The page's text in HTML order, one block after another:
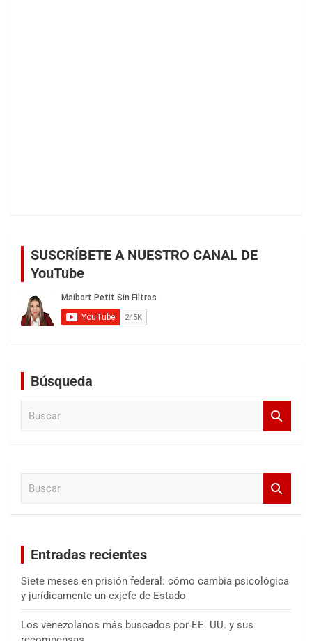
SUSCRÍBETE A NUESTRO CANAL DE
YouTube
Búsqueda
Entradas recientes
Siete meses en prisión federal: cómo cambia psicológica
y jurídicamente un exjefe de Estado
Los venezolanos más buscados por EE. UU. y sus